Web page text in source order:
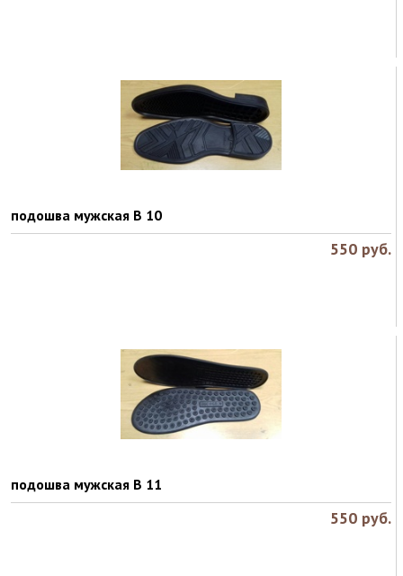
подошва мужская B 10
550 руб.
подошва мужская В 11
550 руб.